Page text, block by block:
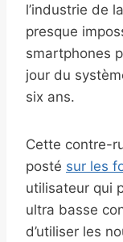
l’industrie de
presque
smartphones
jour du
six ans.
Cette contre-
posté sur les
utilisateur qui
ultra basse
d’utiliser les